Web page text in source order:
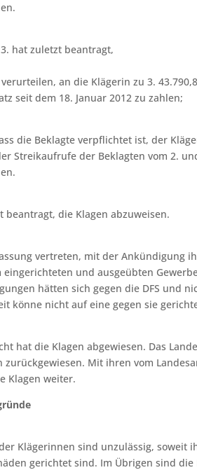
hat zuletzt beantragt,
an die Klägerin zu 3.
seit dem 18. Januar 2012 zu zahlen;
die Beklagte verpflichtet ist, der
Streikaufrufe der Beklagten vom 2.
beantragt, die Klagen abzuweisen.
vertreten, mit der Ankündigung
eingerichteten und ausgeübten
hätten sich gegen die DFS und
könne nicht auf eine gegen sie
hat die Klagen abgewiesen. Das
zurückgewiesen. Mit ihren vom
Klagen weiter.
Klägerinnen sind unzulässig, soweit
gerichtet sind. Im Übrigen sind